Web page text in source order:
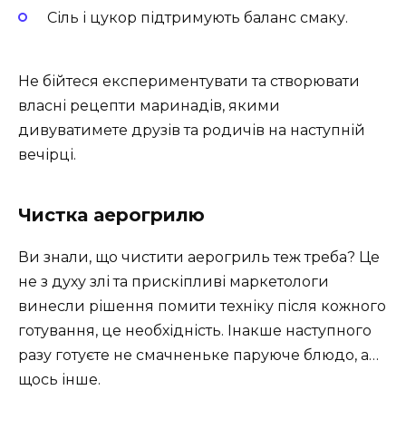
Сіль і цукор підтримують баланс смаку.
Не бійтеся експериментувати та створювати
власні рецепти маринадів, якими
дивуватимете друзів та родичів на наступній
вечірці.
Чистка аерогрилю
Ви знали, що чистити аерогриль теж треба? Це
не з духу злі та прискіпливі маркетологи
винесли рішення помити техніку після кожного
готування, це необхідність. Інакше наступного
разу готуєте не смачненьке паруюче блюдо, а…
щось інше.